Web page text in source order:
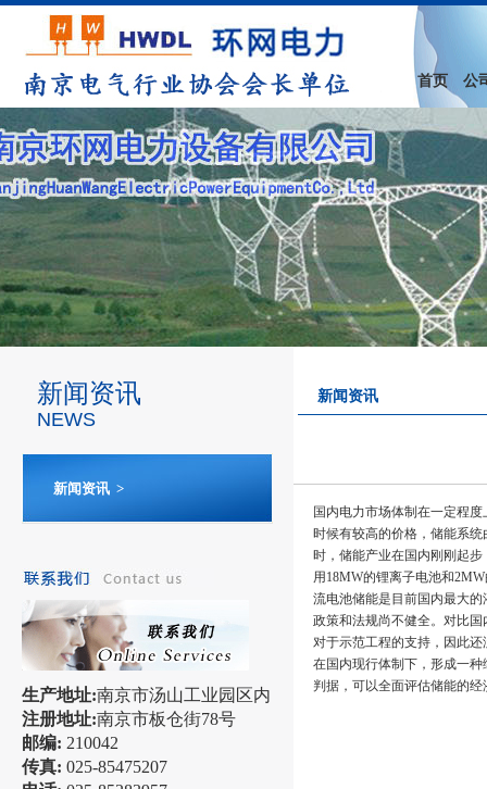
首页 公
新闻资讯
NEWS
新闻资讯 >
生产地址:南京市汤山工业园区内
注册地址:南京市板仓街78号
邮编: 210042
传真: 025-85475207
新闻资讯
国内电力市场体制在一定程
时候有较高的价格，储能系
时，储能产业在国内刚刚起
用18MW的锂离子电池和
流电池储能是目前国内最大
政策和法规尚不健全。对比
对于示范工程的支持，因此
在国内现行体制下，形成一
判据，可以全面评估储能的